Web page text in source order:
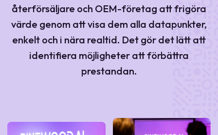
återförsäljare och OEM-företag att frigöra
värde genom att visa dem alla datapunkter,
enkelt och i nära realtid. Det gör det lätt att
identifiera möjligheter att förbättra
prestandan.